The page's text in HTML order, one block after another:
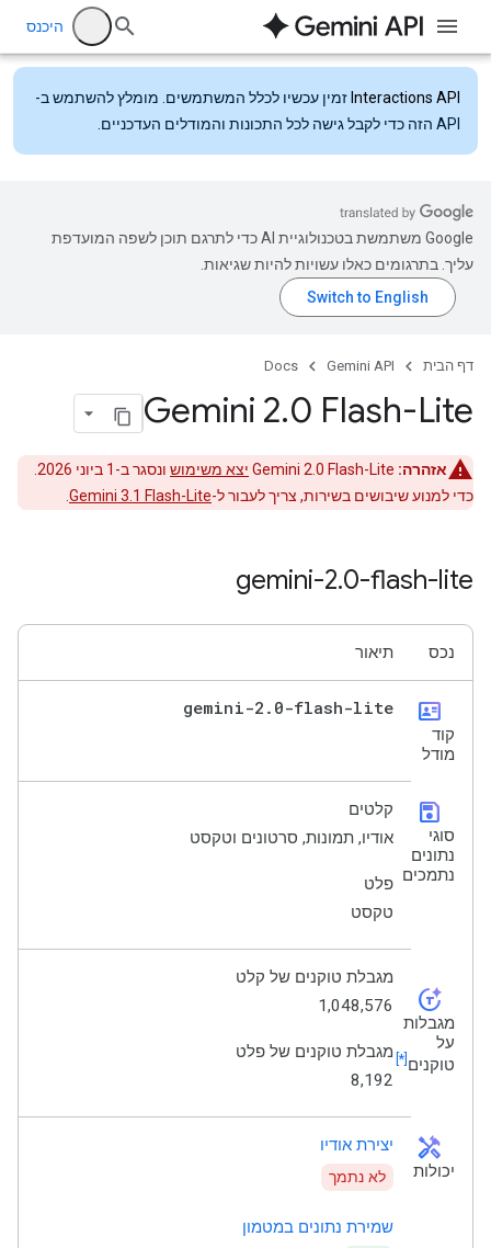
היכנס
Interactions API זמין עכשיו לכלל המשתמשים. מומלץ להשתמש ב-
API הזה כדי לקבל גישה לכל התכונות והמודלים העדכניים.
‫Google משתמשת בטכנולוגיית AI כדי לתרגם תוכן לשפה המועדפת
עליך. בתרגומים כאלו עשויות להיות שגיאות.
דף הבית Gemini API
Docs
‫Gemini 2.0 Flash-Lite
אזהרה: יצא משימוש
כדי למנוע שיבושים בשירות, צריך לעבור ל-Gemini 3.1 Flash-Lite
gemini-2.0-flash-lite
נכס תיאור
id_card
קוד
מודל
gemini-2 . 0-flash-lite
save
סוגי
נתונים
נתמכים
קלטים
אודיו, תמונות, סרטונים וטקסט
פלט
טקסט
token_auto
מגבלות
על
טוקנים [*]
מגבלת טוקנים של קלט
1,048,576
מגבלת טוקנים של פלט
‫8,192
handyman
יכולות
יצירת אודיו
לא נתמך
שמירת נתונים במטמון